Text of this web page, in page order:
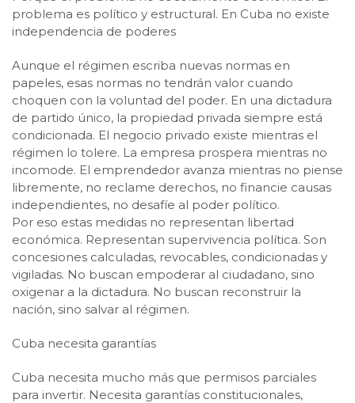
problema es político y estructural. En Cuba no existe
independencia de poderes
Aunque el régimen escriba nuevas normas en
papeles, esas normas no tendrán valor cuando
choquen con la voluntad del poder. En una dictadura
de partido único, la propiedad privada siempre está
condicionada. El negocio privado existe mientras el
régimen lo tolere. La empresa prospera mientras no
incomode. El emprendedor avanza mientras no piense
libremente, no reclame derechos, no financie causas
independientes, no desafíe al poder político.
Por eso estas medidas no representan libertad
económica. Representan supervivencia política. Son
concesiones calculadas, revocables, condicionadas y
vigiladas. No buscan empoderar al ciudadano, sino
oxigenar a la dictadura. No buscan reconstruir la
nación, sino salvar al régimen.
Cuba necesita garantías
Cuba necesita mucho más que permisos parciales
para invertir. Necesita garantías constitucionales,